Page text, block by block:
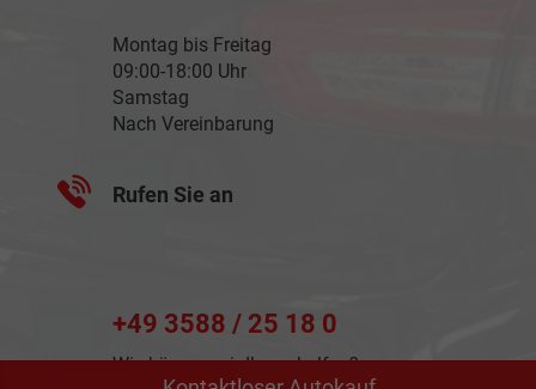
Montag bis Freitag
09:00-18:00 Uhr
Samstag
Nach Vereinbarung
Rufen Sie an
+49 3588 / 25 18 0
Wie können wir Ihnen helfen?